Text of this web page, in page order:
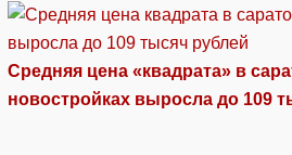
Средняя цена «квадрата» в
новостройках выросла до 109